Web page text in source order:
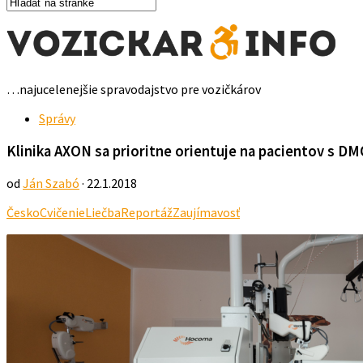
…najucelenejšie spravodajstvo pre vozičkárov
Správy
Klinika AXON sa prioritne orientuje na pacientov s
od Ján Szabó · 22.1.2018
ČeskoCvičenieLiečbaReportážZaujímavosť